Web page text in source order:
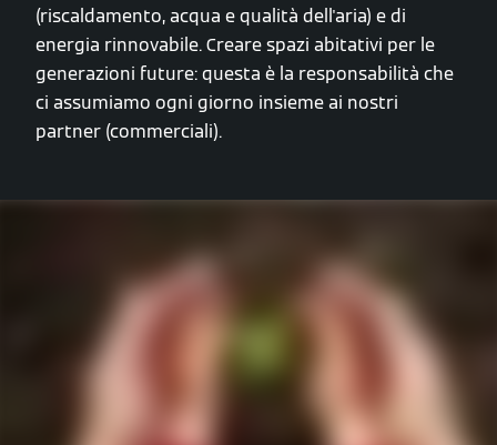
(riscaldamento, acqua e qualità dell'aria) e di
energia rinnovabile. Creare spazi abitativi per le
generazioni future: questa è la responsabilità che
ci assumiamo ogni giorno insieme ai nostri
partner (commerciali).